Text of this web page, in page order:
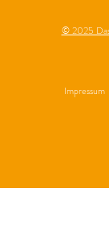
© 2025
Impressum